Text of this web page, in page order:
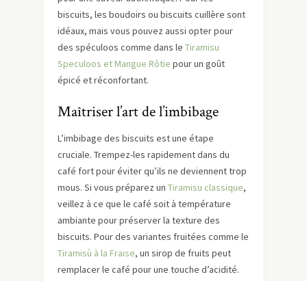
biscuits, les boudoirs ou biscuits cuillère sont
idéaux, mais vous pouvez aussi opter pour
des spéculoos comme dans le Tiramisu
Speculoos et Mangue Rôtie pour un goût
épicé et réconfortant.
Maîtriser l’art de l’imbibage
L’imbibage des biscuits est une étape
cruciale. Trempez-les rapidement dans du
café fort pour éviter qu’ils ne deviennent trop
mous. Si vous préparez un Tiramisu classique,
veillez à ce que le café soit à température
ambiante pour préserver la texture des
biscuits. Pour des variantes fruitées comme le
Tiramisù à la Fraise, un sirop de fruits peut
remplacer le café pour une touche d’acidité.